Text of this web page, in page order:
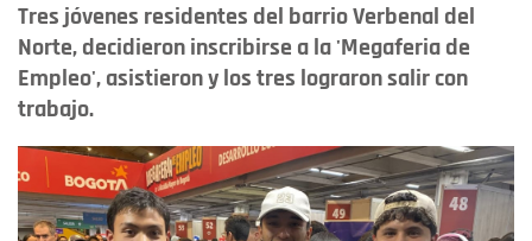
Tres jóvenes residentes del barrio Verbenal del
Norte, decidieron inscribirse a la 'Megaferia de
Empleo', asistieron y los tres lograron salir con
trabajo.